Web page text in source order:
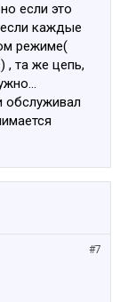
если это
каждые
режиме(
, та же цепь,
обслуживал
#7